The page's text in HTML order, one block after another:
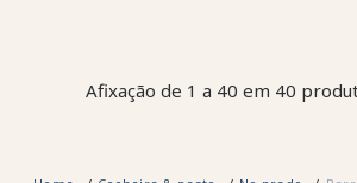
Afixação de 1 a 40 em 40